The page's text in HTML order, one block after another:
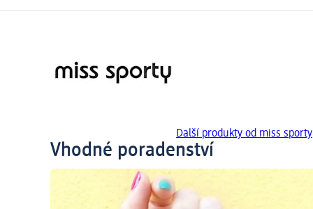
Další produkty od miss sporty
Vhodné poradenství